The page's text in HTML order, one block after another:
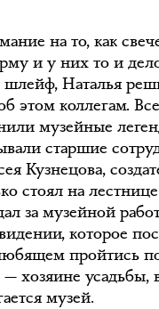
на то, как
и у них то и
шлейф, Наталья
этом коллегам.
музейные
старшие
Кузнецова,
стоял на
за музейной
которое
пройтись
хозяине усадьбы,
музей.